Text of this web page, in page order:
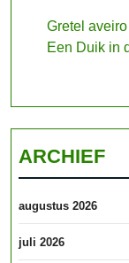
Gretel aveiro
Een Duik in
ARCHIEF
augustus 2026
juli 2026